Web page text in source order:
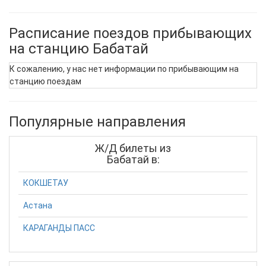
Расписание поездов прибывающих
на станцию Бабатай
К сожалению, у нас нет информации по прибывающим на
станцию поездам
Популярные направления
Ж/Д билеты из
Бабатай в:
КОКШЕТАУ
Астана
КАРАГАНДЫ ПАСС